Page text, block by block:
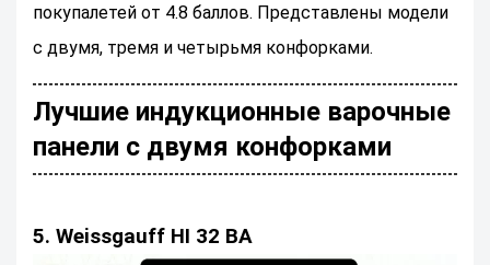
покупалетей от 4.8 баллов. Представлены модели
с двумя, тремя и четырьмя конфорками.
Лучшие индукционные варочные
панели с двумя конфорками
5. Weissgauff HI 32 BA